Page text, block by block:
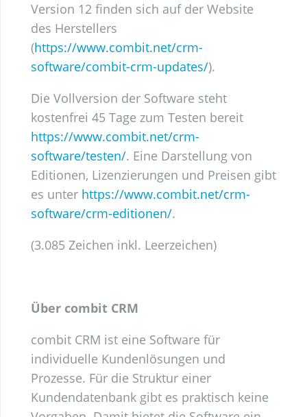
Version 12 finden sich auf der Website
des Herstellers
(https://www.combit.net/crm-
software/combit-crm-updates/).
Die Vollversion der Software steht
kostenfrei 45 Tage zum Testen bereit
https://www.combit.net/crm-
software/testen/. Eine Darstellung von
Editionen, Lizenzierungen und Preisen gibt
es unter https://www.combit.net/crm-
software/crm-editionen/.
(3.085 Zeichen inkl. Leerzeichen)
Über combit CRM
combit CRM ist eine Software für
individuelle Kundenlösungen und
Prozesse. Für die Struktur einer
Kundendatenbank gibt es praktisch keine